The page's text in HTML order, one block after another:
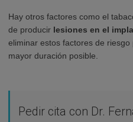
Hay otros factores como el
de producir lesiones en el
eliminar estos factores de
mayor duración posible.
Pedir cita con Dr.